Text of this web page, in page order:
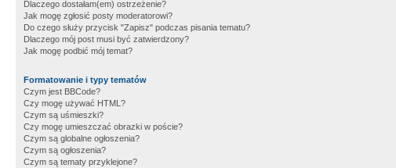
Dlaczego dostałam(em) ostrzeżenie?
Jak mogę zgłosić posty moderatorowi?
Do czego służy przycisk "Zapisz" podczas pisania tematu?
Dlaczego mój post musi być zatwierdzony?
Jak mogę podbić mój temat?
Formatowanie i typy tematów
Czym jest BBCode?
Czy mogę używać HTML?
Czym są uśmieszki?
Czy mogę umieszczać obrazki w poście?
Czym są globalne ogłoszenia?
Czym są ogłoszenia?
Czym są tematy przyklejone?